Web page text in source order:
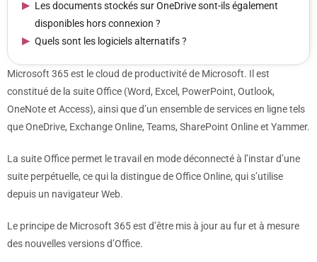
Les documents stockés sur OneDrive sont-ils également
disponibles hors connexion ?
Quels sont les logiciels alternatifs ?
Microsoft 365 est le cloud de productivité de Microsoft. Il est
constitué de la suite Office (Word, Excel, PowerPoint, Outlook,
OneNote et Access), ainsi que d’un ensemble de services en ligne tels
que OneDrive, Exchange Online, Teams, SharePoint Online et Yammer.
La suite Office permet le travail en mode déconnecté à l’instar d’une
suite perpétuelle, ce qui la distingue de Office Online, qui s’utilise
depuis un navigateur Web.
Le principe de Microsoft 365 est d’être mis à jour au fur et à mesure
des nouvelles versions d’Office.